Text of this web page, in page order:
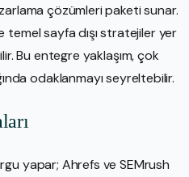
çözümleri paketi sunar.
temel sayfa dışı stratejiler yer
Bu entegre yaklaşım, çok
odaklanmayı seyreltebilir.
yapar; Ahrefs ve SEMrush